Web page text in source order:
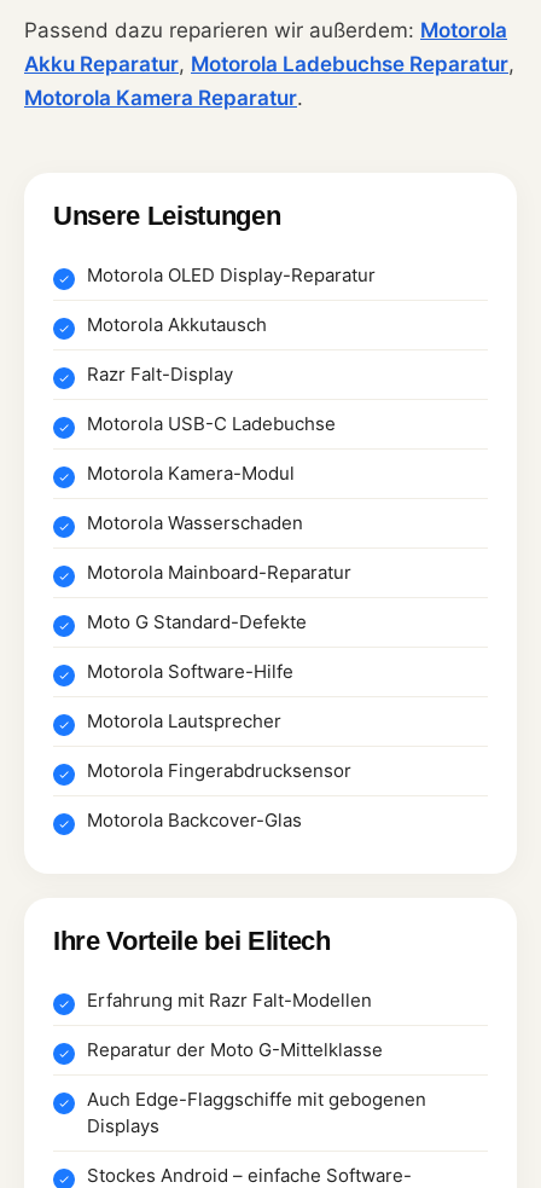
Passend dazu reparieren wir außerdem: Motorola
Akku Reparatur, Motorola Ladebuchse Reparatur,
Motorola Kamera Reparatur.
Unsere Leistungen
Motorola OLED Display-Reparatur
Motorola Akkutausch
Razr Falt-Display
Motorola USB-C Ladebuchse
Motorola Kamera-Modul
Motorola Wasserschaden
Motorola Mainboard-Reparatur
Moto G Standard-Defekte
Motorola Software-Hilfe
Motorola Lautsprecher
Motorola Fingerabdrucksensor
Motorola Backcover-Glas
Ihre Vorteile bei Elitech
Erfahrung mit Razr Falt-Modellen
Reparatur der Moto G-Mittelklasse
Auch Edge-Flaggschiffe mit gebogenen
Displays
Stockes Android – einfache Software-